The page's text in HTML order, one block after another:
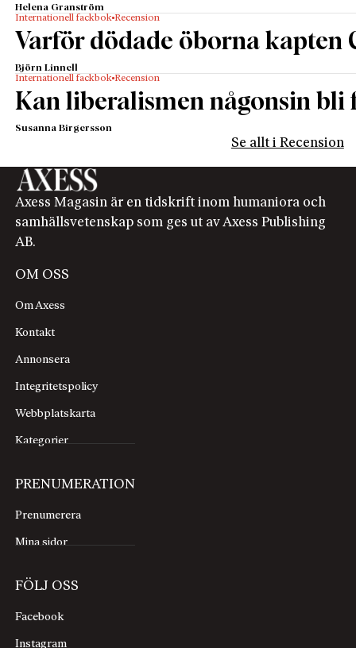
Helena Granström
Internationell fackbok Recension
Varför dödade öborna kapten
Björn Linnell
Internationell fackbok Recension
Kan liberalismen någonsin bli
Susanna Birgersson
Se allt i Recension
Axess Magasin är en tidskrift inom humaniora och
samhällsvetenskap som ges ut av Axess Publishing
AB.
OM OSS
Om Axess
Kontakt
Annonsera
Integritetspolicy
Webbplatskarta
Kategorier
PRENUMERATION
Prenumerera
Mina sidor
FÖLJ OSS
Facebook
Instagram